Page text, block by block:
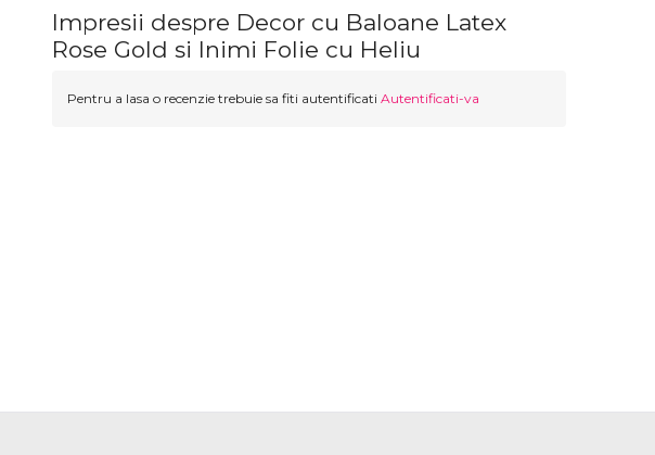
Impresii despre Decor cu Baloane Latex
Rose Gold si Inimi Folie cu Heliu
Pentru a lasa o recenzie trebuie sa fiti autentificati Autentificati-va